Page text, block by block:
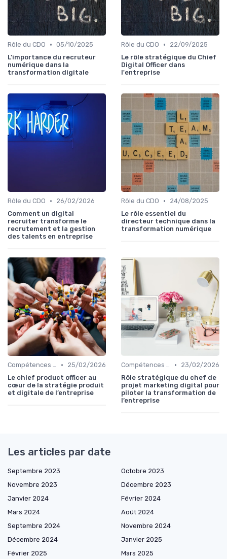
Rôle du CDO • 05/10/2025
L'importance du recruteur
numérique dans la
transformation digitale
Rôle du CDO •
22/09/2025
Le rôle stratégique du Chief
Digital Officer dans
l'entreprise
Rôle du CDO •
26/02/2026
Comment un digital
recruiter transforme le
recrutement et la gestion
des talents en entreprise
Rôle du CDO •
24/08/2025
Le rôle essentiel du
directeur technique dans la
transformation numérique
Compétences clés •
25/02/2026
Le chief product officer au
cœur de la stratégie produit
et digitale de l’entreprise
Compétences clés •
23/02/2026
Rôle stratégique du chef de
projet marketing digital pour
piloter la transformation de
l’entreprise
Les articles par date
Septembre 2023
Octobre 2023
Novembre 2023
Décembre 2023
Janvier 2024
Février 2024
Mars 2024
Août 2024
Septembre 2024
Novembre 2024
Décembre 2024
Janvier 2025
Février 2025
Mars 2025